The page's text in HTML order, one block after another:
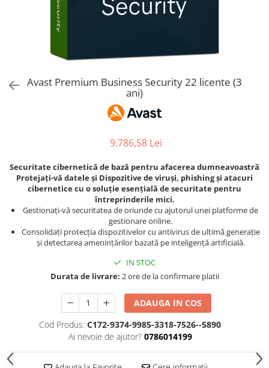
AVAST Driver Updater
AVAST SecureLine VPN
AVAST AntiTrack Premium
Avast Premium Business Security 22 licente (3
ani)
9.786,58 Lei
Securitate cibernetică de bază pentru afacerea dumneavoastră
Protejați-vă datele și Dispozitive de viruși, phishing și atacuri
cibernetice cu o soluție esențială de securitate pentru
întreprinderile mici.
Gestionați-vă securitatea de oriunde cu ajutorul unei platforme de
gestionare online.
Consolidați protecția dispozitivelor cu antivirus de ultimă generație
și detectarea amenințărilor bazată pe inteligență artificială.
IN STOC
Durata de livrare: 2 ore de la confirmare platii
ADAUGA IN COS
Cod Produs: C172-9374-9985-3318-7526--5890
Ai nevoie de ajutor? 0786014199